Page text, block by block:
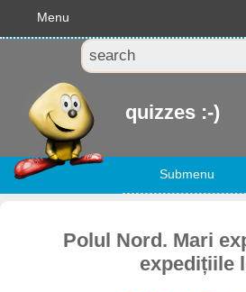
Menu
quizzes :-)
Submenu
Polul Nord. Mari
expedițiile